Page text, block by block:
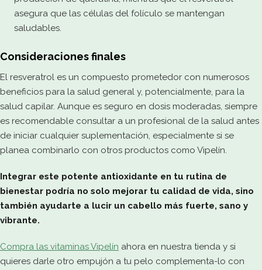
asegura que las células del folículo se mantengan
saludables.
Consideraciones finales
El resveratrol es un compuesto prometedor con numerosos
beneficios para la salud general y, potencialmente, para la
salud capilar. Aunque es seguro en dosis moderadas, siempre
es recomendable consultar a un profesional de la salud antes
de iniciar cualquier suplementación, especialmente si se
planea combinarlo con otros productos como Vipelín.
Integrar este potente antioxidante en tu rutina de
bienestar podría no solo mejorar tu calidad de vida, sino
también ayudarte a lucir un cabello más fuerte, sano y
vibrante.
Compra las vitaminas Vipelín ahora en nuestra tienda y si
quieres darle otro empujón a tu pelo complementa-lo con